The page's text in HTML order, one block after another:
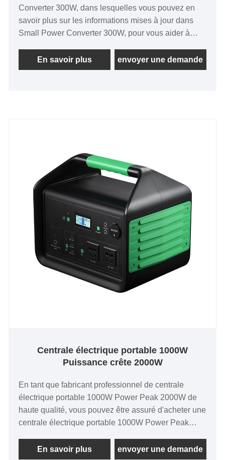
Converter 300W, dans lesquelles vous pouvez en
savoir plus sur les informations mises à jour dans
Small Power Converter 300W, pour vous aider à
Power Converter 300W. Parce que le marché du
petit onduleur 300 W évolue et change, nous vous
En savoir plus envoyer une demande
Centrale électrique portable 1000W
Puissance crête 2000W
En tant que fabricant professionnel de centrale
électrique portable 1000W Power Peak 2000W de
haute qualité, vous pouvez être assuré d'acheter une
centrale électrique portable 1000W Power Peak
meilleur service après-vente et une livraison rapide.
En savoir plus envoyer une demande